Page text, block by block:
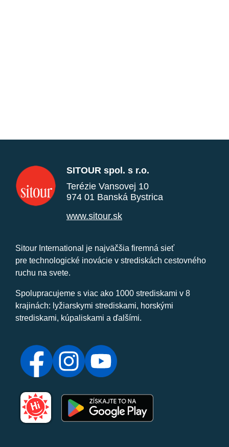
SITOUR spol. s r.o.
Terézie Vansovej 10
974 01 Banská Bystrica
www.sitour.sk
Sitour International je najväčšia firemná sieť
pre technologické inovácie v strediskách cestovného
ruchu na svete.
Spolupracujeme s viac ako 1000 strediskami v 8
krajinách: lyžiarskymi strediskami, horskými
strediskami, kúpaliskami a ďalšími.